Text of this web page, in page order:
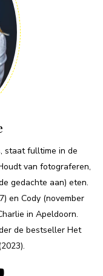
staat fulltime in de
van fotograferen,
gedachte aan) eten.
en Cody (november
in Apeldoorn.
de bestseller Het